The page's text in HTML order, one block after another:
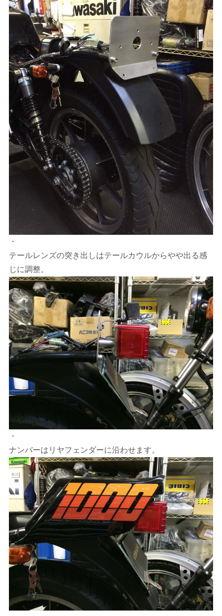
・
テールレンズの突き出しはテールカウルからやや出る感
じに調整。
・
ナンバーはリヤフェンダーに沿わせます。